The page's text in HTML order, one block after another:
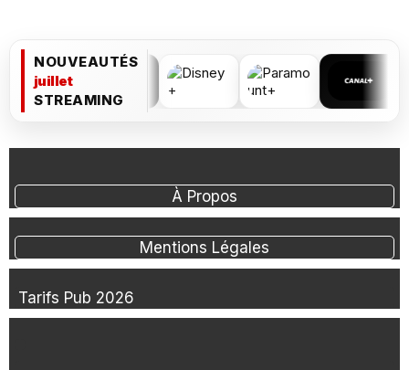
NOUVEAUTÉS
juillet
STREAMING
À Propos
Mentions Légales
Tarifs Pub 2026